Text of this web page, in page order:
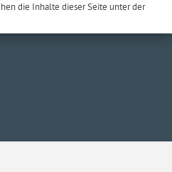
die Inhalte dieser Seite unter der